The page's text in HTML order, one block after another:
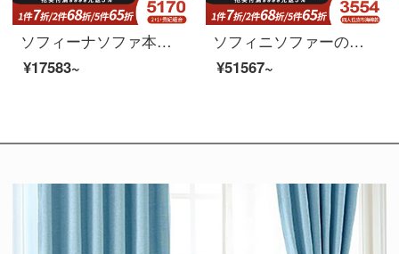
ソフィーナソファ本革ソファ北欧布芸ソファーは、シンプルでモダンなサイズの部屋型L字型の回転角セットソファーのシングルルームです。
¥17583~
ソフィニソファーの本革ソファは簡単に現代北欧イタリア式の軽い贅沢な本革ソファーの布芸ソファーの大きさの部屋型リビングルームの無料洗濯科学技術布ソファーの2+1+2+貴妃皮布ゴムのモデルです。
¥51567~